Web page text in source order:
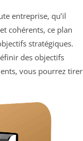
entreprise, qu’il
cohérents, ce plan
stratégiques.
des objectifs
vous pourrez tirer